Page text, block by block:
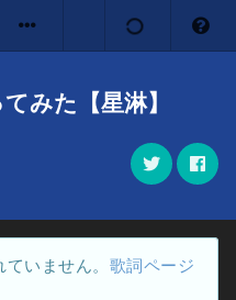
みた【星淋】
いません。 歌詞ページ